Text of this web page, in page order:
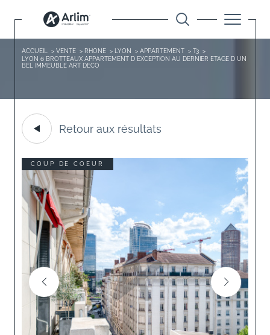
ACCUEIL VENTE RHONE LYON APPARTEMENT
T3
LYON 6 BROTTEAUX APPARTEMENT D EXCEPTION AU DERNIER ETAGE D UN
BEL IMMEUBLE ART DECO
Retour aux résultats
COUP DE COEUR